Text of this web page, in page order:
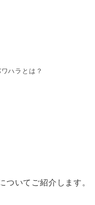
ハラとは？
いてご紹介します。